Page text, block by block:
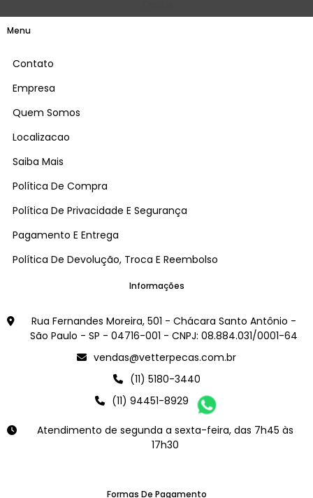
Menu
Contato
Empresa
Quem Somos
Localizacao
Saiba Mais
Política De Compra
Política De Privacidade E Segurança
Pagamento E Entrega
Política De Devolução, Troca E Reembolso
Informações
Rua Fernandes Moreira, 501 - Chácara Santo Antônio -
São Paulo - SP - 04716-001 - CNPJ: 08.884.031/0001-64
vendas@vetterpecas.com.br
(11) 5180-3440
(11) 94451-8929
Atendimento de segunda a sexta-feira, das 7h45 às
17h30
Formas De Pagamento